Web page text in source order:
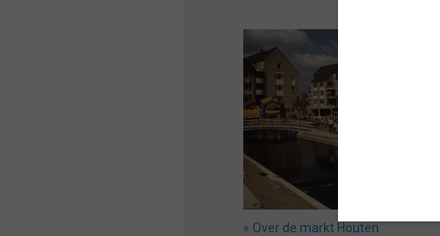
« Over de markt Houten